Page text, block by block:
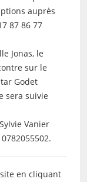
auprès
87 86 77
Jonas, le
sur le
Godet
sera suivie
Vanier
en cliquant